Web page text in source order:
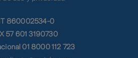
860002534-0
57 601 3190730
01 8000 112 723